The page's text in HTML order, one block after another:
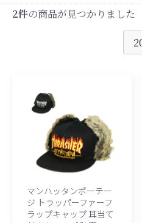
2件の商品が見つかりました
マンハッタンポーテー
ジ トラッパーファーフ
ラップキャップ 耳当て